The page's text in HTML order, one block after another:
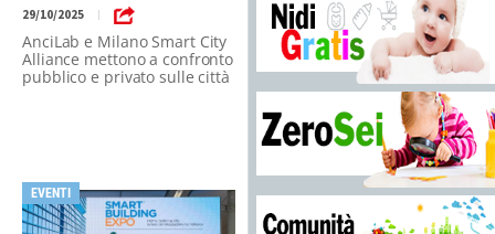
29/10/2025 |
AnciLab e Milano Smart City
Alliance mettono a confronto
pubblico e privato sulle città
EVENTI